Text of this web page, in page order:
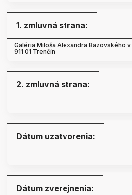
1. zmluvná strana:
Galéria Miloša Alexandra Bazovského
911 01 Trenčín
2. zmluvná strana:
Dátum uzatvorenia:
Dátum zverejnenia: